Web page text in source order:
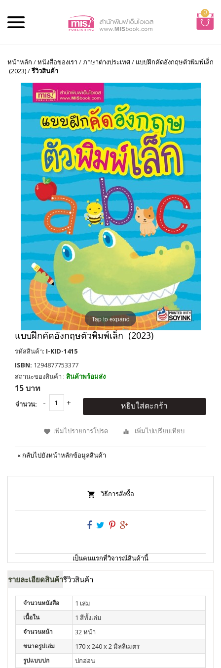
0
หน้าหลัก /หนังสือของเรา /ภาษาต่างประเทศ/ แบบฝึกคัดอังกฤษตัวพิมพ์เล็ก
(2023)/รีวิวสินค้า
Tap to expand
แบบฝึกคัดอังกฤษตัวพิมพ์เล็ก (2023)
รหัสสินค้า: I-KID-1415
ISBN: 1294877753377
สถานะของสินค้า : สินค้าพร้อมส่ง
15 บาท
จำนวน: หยิบใส่ตะกร้า
เพิ่มไปรายการโปรด เพิ่มไปเปรียบเทียบ
« กลับไปยังหน้าหลักข้อมูลสินค้า
วิธีการสั่งซื้อ
เป็นคนแรกที่วิจารณ์สินค้านี้
รายละเอียดสินค้ารีวิวสินค้า
จำนวนหนังสือ 1 เล่ม
เนื้อใน 1 สีทั้งเล่ม
จำนวนหน้า 32 หน้า
ขนาดรูปเล่ม 170 x 240 x 2 มิลลิเมตร
รูปแบบปก ปกอ่อน